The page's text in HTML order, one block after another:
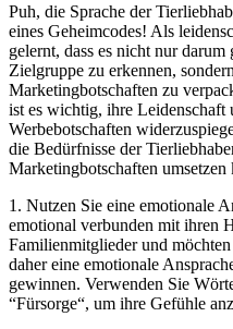
Puh, die Sprache der
eines Geheimcodes! Als
gelernt, dass es nicht ​nur⁤
Zielgruppe zu erkennen,
Marketingbotschaften zu
ist ‌es wichtig, ⁢ihre Leidenschaft
Werbebotschaften
die Bedürfnisse der
‌Marketingbotschaften ⁤umsetzen
1. Nutzen Sie eine emotionale
⁣emotional verbunden mit ihren⁣
Familienmitglieder und
daher eine emotionale
gewinnen. Verwenden Sie
⁢“Fürsorge“, um ihre ‌Gefühle